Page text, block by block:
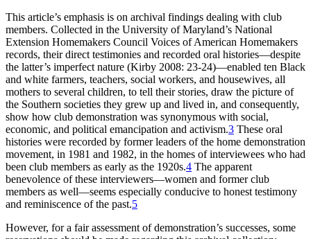
This article’s emphasis is on archival findings dealing with club
members. Collected in the University of Maryland’s National
Extension Homemakers Council Voices of American Homemakers
records, their direct testimonies and recorded oral histories—despite
the latter’s imperfect nature (Kirby 2008: 23-24)—enabled ten Black
and white farmers, teachers, social workers, and housewives, all
mothers to several children, to tell their stories, draw the picture of
the Southern societies they grew up and lived in, and consequently,
show how club demonstration was synonymous with social,
economic, and political emancipation and activism.3 These oral
histories were recorded by former leaders of the home demonstration
movement, in 1981 and 1982, in the homes of interviewees who had
been club members as early as the 1920s.4 The apparent
benevolence of these interviewers—women and former club
members as well—seems especially conducive to honest testimony
and reminiscence of the past.5
However, for a fair assessment of demonstration’s successes, some